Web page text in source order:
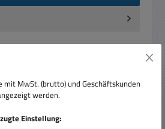
mit MwSt. (brutto) und Geschäftskunden
werden.
Einstellung: